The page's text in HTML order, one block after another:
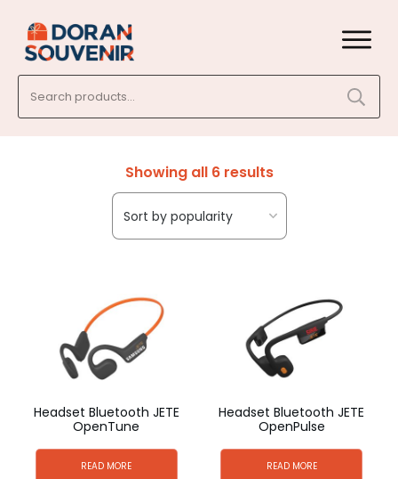
for:
Showing all 6 results
Headset Bluetooth JETE
OpenTune
READ MORE
Headset Bluetooth JETE
OpenPulse
READ MORE